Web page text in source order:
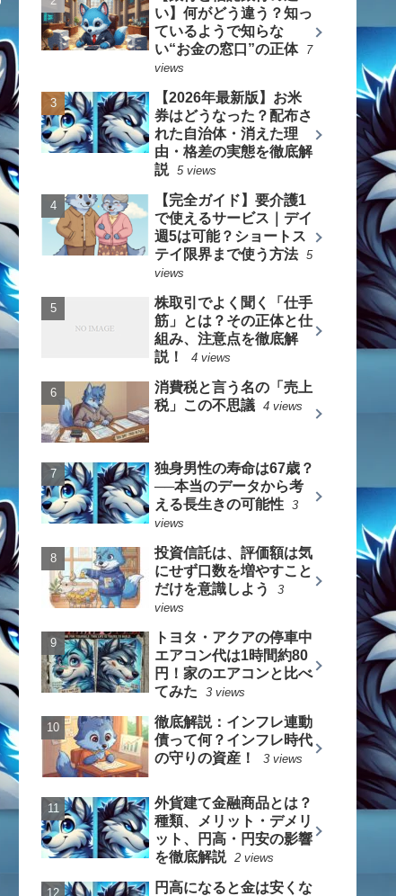
い】何がどう違う？知っ
ているようで知らな
い“お金の窓口”の正体
7
views
【2026年最新版】お米
券はどうなった？配布さ
れた自治体・消えた理
由・格差の実態を徹底解
説 5 views
【完全ガイド】要介護1
で使えるサービス｜デイ
週5は可能？ショートス
テイ限界まで使う方法 5
views
株取引でよく聞く「仕手
筋」とは？その正体と仕
組み、注意点を徹底解
説！
4 views
消費税と言う名の「売上
税」この不思議 4 views
独身男性の寿命は67歳？
──本当のデータから考
える長生きの可能性 3
views
投資信託は、評価額は気
にせず口数を増やすこと
だけを意識しよう
3
views
トヨタ・アクアの停車中
エアコン代は1時間約80
円！家のエアコンと比べ
てみた
3 views
徹底解説：インフレ連動
債って何？インフレ時代
の守りの資産！
3 views
外貨建て金融商品とは？
種類、メリット・デメリ
ット、円高・円安の影響
を徹底解説 2 views
円高になると金は安くな